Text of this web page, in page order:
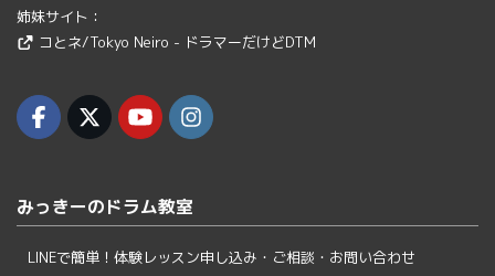
姉妹サイト：
コとネ/Tokyo Neiro - ドラマーだけどDTM
みっきーのドラム教室
LINEで簡単！体験レッスン申し込み・ご相談・お問い合わせ